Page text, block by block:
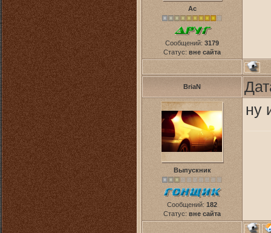
Ас
Сообщений: 3179
Статус: вне сайта
BriaN
Выпускник
Сообщений: 182
Статус: вне сайта
ну